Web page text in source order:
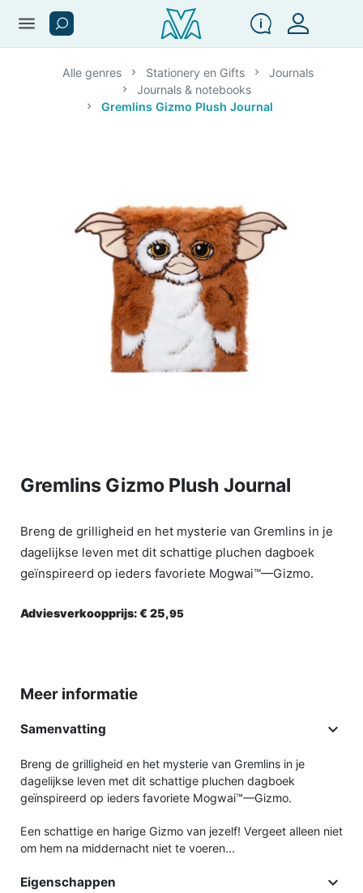
menu
Alle genres Stationery en Gifts
Journals
Journals & notebooks
Gremlins Gizmo Plush Journal
Gremlins Gizmo Plush Journal
Breng de grilligheid en het mysterie van Gremlins in je
dagelijkse leven met dit schattige pluchen dagboek
geïnspireerd op ieders favoriete Mogwai™—Gizmo.
Adviesverkoopprijs:€ 25,95
Meer informatie
Samenvatting 
Breng de grilligheid en het mysterie van Gremlins in je
dagelijkse leven met dit schattige pluchen dagboek
geïnspireerd op ieders favoriete Mogwai™—Gizmo.
Een schattige en harige Gizmo van jezelf! Vergeet alleen niet
om hem na middernacht niet te voeren...
Eigenschappen 